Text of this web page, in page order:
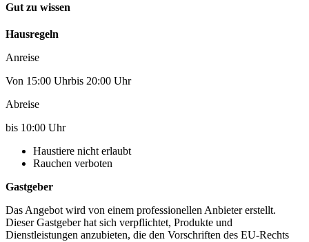
Gut zu wissen
Hausregeln
Anreise
Von 15:00 Uhrbis 20:00 Uhr
Abreise
bis 10:00 Uhr
Haustiere nicht erlaubt
Rauchen verboten
Gastgeber
Das Angebot wird von einem professionellen Anbieter erstellt.
Dieser Gastgeber hat sich verpflichtet, Produkte und
Dienstleistungen anzubieten, die den Vorschriften des EU-Rechts